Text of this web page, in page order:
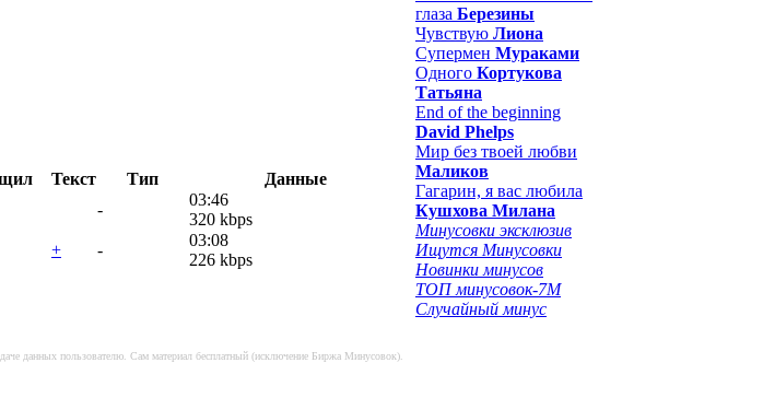
Текст Тип
Данные
-
03:46
320 kbps
+ -
03:08
226 kbps
данных пользователю. Сам материал бесплатный (исключение Биржа Минусовок).
глаза Березины
Чувствую Лиона
Супермен Мураками
Одного Кортукова
Татьяна
End of the beginning
David Phelps
Мир без твоей любви
Маликов
Гагарин, я вас любила
Кушхова Милана
Минусовки эксклюзив
Ищутся Минусовки
Новинки минусов
ТОП минусовок-7M
Случайный минус